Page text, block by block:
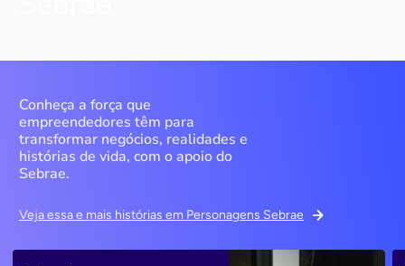
Conheça a força que
empreendedores têm para
transformar negócios, realidades e
histórias de vida, com o apoio do
Sebrae.
Veja essa e mais histórias em Personagens Sebrae